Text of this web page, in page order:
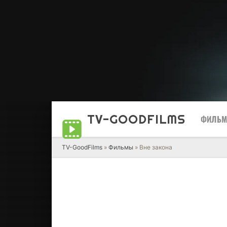
TV-GOODFILMS
TV-GoodFilms » Фильмы » Вне закона